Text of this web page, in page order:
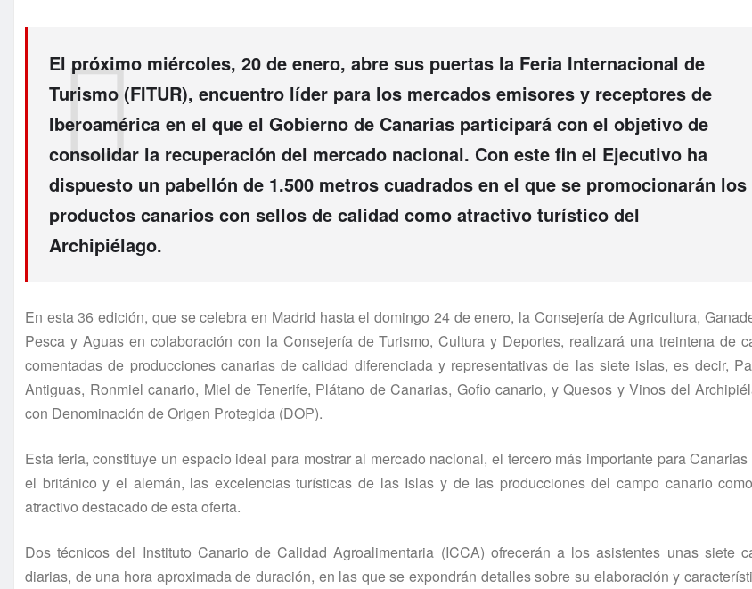
El próximo miércoles, 20 de enero, abre sus puertas la Feria Internacional de
Turismo (FITUR), encuentro líder para los mercados emisores y receptores de
Iberoamérica en el que el Gobierno de Canarias participará con el objetivo de
consolidar la recuperación del mercado nacional. Con este fin el Ejecutivo ha
dispuesto un pabellón de 1.500 metros cuadrados en el que se promocionarán los
productos canarios con sellos de calidad como atractivo turístico del
Archipiélago.
En esta 36 edición, que se celebra en Madrid hasta el domingo 24 de enero, la Consejería de Agricultura,
Pesca y Aguas en colaboración con la Consejería de Turismo, Cultura y Deportes, realizará una treintena de
comentadas de producciones canarias de calidad diferenciada y representativas de las siete islas, es decir,
Antiguas, Ronmiel canario, Miel de Tenerife, Plátano de Canarias, Gofio canario, y Quesos y Vinos del
con Denominación de Origen Protegida (DOP).
Esta feria, constituye un espacio ideal para mostrar al mercado nacional, el tercero más importante para Canarias
el británico y el alemán, las excelencias turísticas de las Islas y de las producciones del campo canario
atractivo destacado de esta oferta.
Dos técnicos del Instituto Canario de Calidad Agroalimentaria (ICCA) ofrecerán a los asistentes unas siete
diarias, de una hora aproximada de duración, en las que se expondrán detalles sobre su elaboración y